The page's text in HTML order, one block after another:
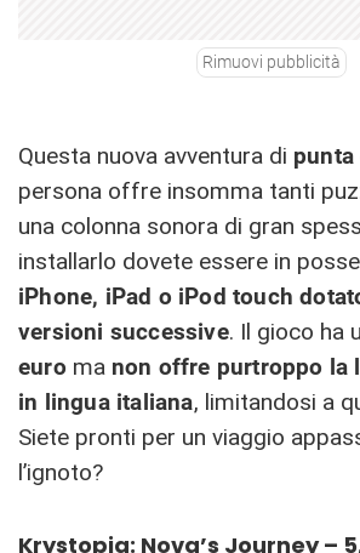
Rimuovi pubblicità
Questa nuova avventura di
persona offre insomma tanti
una colonna sonora di gran
installarlo dovete essere in
iPhone, iPad o iPod touch
versioni successive. Il gioco ha
euro ma non offre purtroppo la
in lingua italiana, limitandosi a
Siete pronti per un viaggio
l’ignoto?
Krystopia: Nova’s Journey –